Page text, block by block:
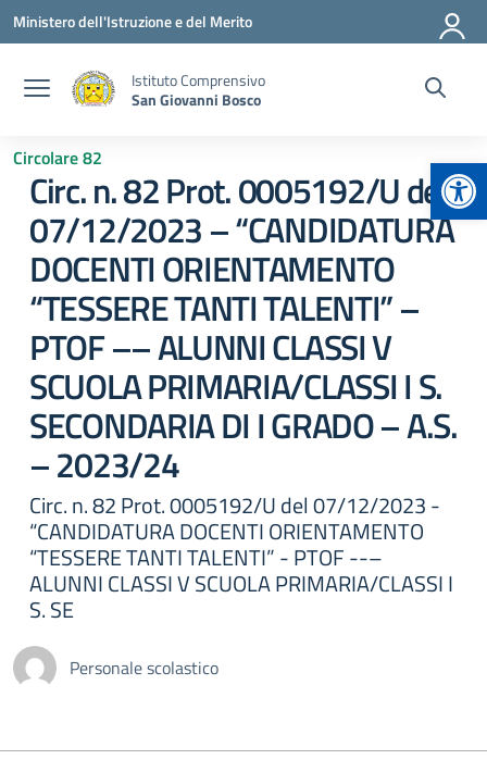
Vai ai contenuti
Vai al menu di navigazione
Vai al footer
Ministero dell'Istruzione e del Merito
Istituto Comprensivo
San Giovanni Bosco
Circolare 82
Circ. n. 82 Prot. 0005192/U del
07/12/2023 – “CANDIDATURA
DOCENTI ORIENTAMENTO
“TESSERE TANTI TALENTI” –
PTOF –– ALUNNI CLASSI V
SCUOLA PRIMARIA/CLASSI I S.
SECONDARIA DI I GRADO – A.S.
– 2023/24
Circ. n. 82 Prot. 0005192/U del 07/12/2023 -
“CANDIDATURA DOCENTI ORIENTAMENTO
“TESSERE TANTI TALENTI” - PTOF --–
ALUNNI CLASSI V SCUOLA PRIMARIA/CLASSI I
S. SE
Personale scolastico